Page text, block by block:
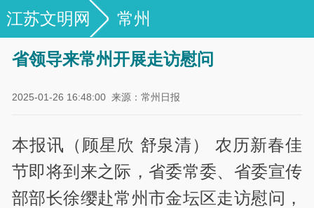
江苏文明网 常州
省领导来常州开展走访慰问
2025-01-26 16:48:00 来源：常州日报
本报讯（顾星欣 舒泉清） 农历新春佳
节即将到来之际，省委常委、省委宣传
部部长徐缨赴常州市金坛区走访慰问，